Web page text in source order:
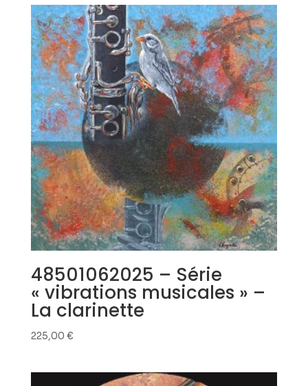
48501062025 – Série
« vibrations musicales » –
La clarinette
225,00 €